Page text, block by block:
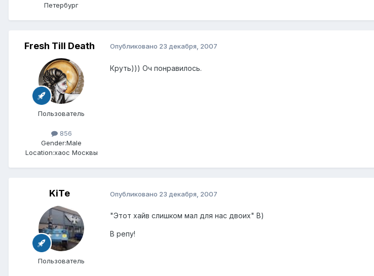
Петербург
Fresh Till Death
Пользователь
856
Gender:Male
Location:хаос Москвы
Опубликовано 23 декабря, 2007
Круть))) Оч понравилось.
KiTe
Пользователь
Опубликовано 23 декабря, 2007
"Этот хайв слишком мал для нас двоих" В)
В репу!